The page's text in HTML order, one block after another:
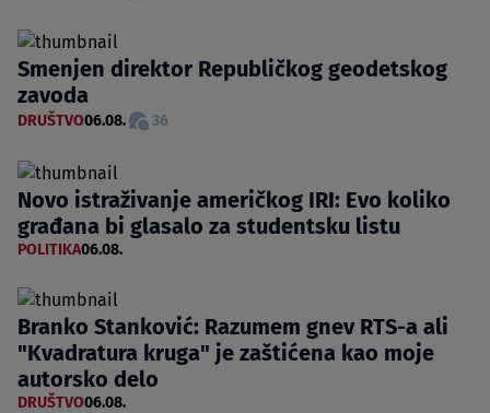
Smenjen direktor Republičkog geodetskog
zavoda
DRUŠTVO06.08. 36
Novo istraživanje američkog IRI: Evo koliko
građana bi glasalo za studentsku listu
POLITIKA06.08.
Branko Stanković: Razumem gnev RTS-a ali
"Kvadratura kruga" je zaštićena kao moje
autorsko delo
DRUŠTVO06.08.